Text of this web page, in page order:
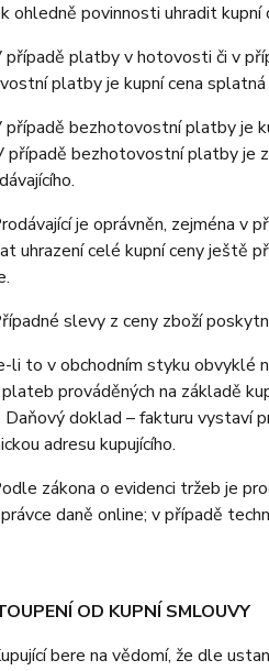
ohledně povinnosti uhradit kupní
platby v hotovosti či v
platby je kupní cena
bezhotovostní platby je
případě bezhotovostní platby je
je oprávněn, zejména v
uhrazení celé kupní ceny ještě
slevy z ceny zboží
to v obchodním styku obvyklé
prováděných na základě
doklad – fakturu vystaví
adresu kupujícího.
zákona o evidenci tržeb je
daně online; v případě
OD KUPNÍ SMLOUVY
bere na vědomí, že dle